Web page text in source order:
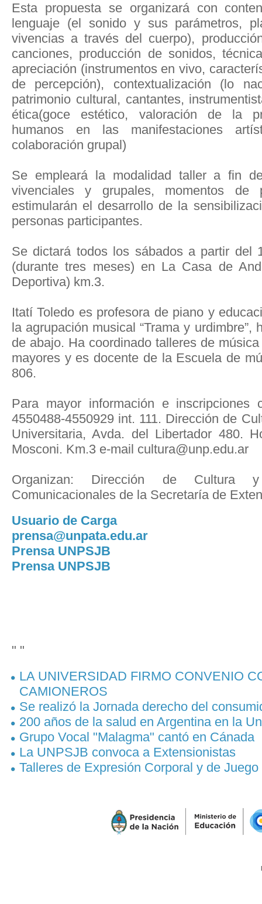
Esta propuesta se organizará con
lenguaje (el sonido y sus parámetros,
vivencias a través del cuerpo),
canciones, producción de sonidos,
apreciación (instrumentos en vivo,
de percepción), contextualización (lo
patrimonio cultural, cantantes,
ética(goce estético, valoración de la
humanos en las manifestaciones
colaboración grupal)
Se empleará la modalidad taller a fin
vivenciales y grupales, momentos de
estimularán el desarrollo de la
personas participantes.
Se dictará todos los sábados a partir del
(durante tres meses) en La Casa de
Deportiva) km.3.
Itatí Toledo es profesora de piano y
la agrupación musical “Trama y
de abajo. Ha coordinado talleres de
mayores y es docente de la Escuela de
806.
Para mayor información e inscripciones
4550488-4550929 int. 111. Dirección de
Universitaria, Avda. del Libertador 480.
Mosconi. Km.3 e-mail cultura@unp.edu.ar
Organizan: Dirección de Cultura
Comunicacionales de la Secretaría de
Usuario de Carga
prensa@unpata.edu.ar
Prensa UNPSJB
Prensa UNPSJB
" "
LA UNIVERSIDAD FIRMO CONVENIO
CAMIONEROS
Se realizó la Jornada derecho del
200 años de la salud en Argentina en la
Grupo Vocal "Malagma" cantó en Cánada
La UNPSJB convoca a Extensionistas
Talleres de Expresión Corporal y de Juego